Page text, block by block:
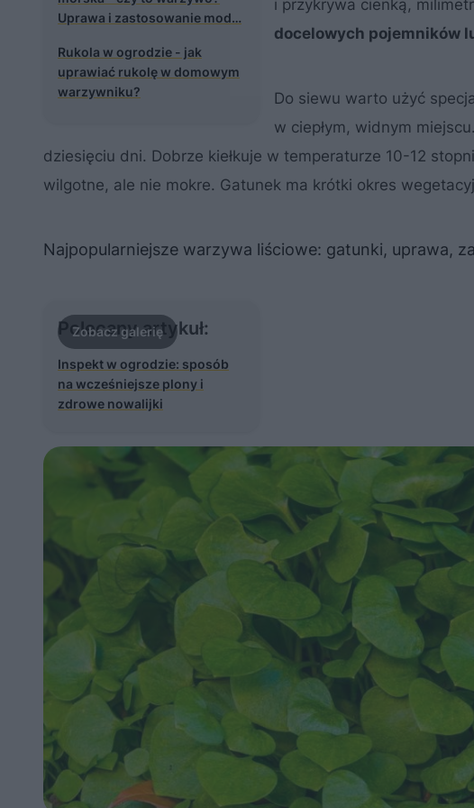
Uprawa i zastosowanie mod…
Rukola w ogrodzie - jak
uprawiać rukolę w domowym
warzywniku?
i przykrywa cienką,
docelowych pojemników
Do siewu warto użyć
w ciepłym, widnym
dziesięciu dni. Dobrze kiełkuje w temperaturze 10-12
wilgotne, ale nie mokre. Gatunek ma krótki okres
Najpopularniejsze warzywa liściowe: gatunki, uprawa,
Polecany artykuł:
Inspekt w ogrodzie: sposób
na wcześniejsze plony i
zdrowe nowalijki